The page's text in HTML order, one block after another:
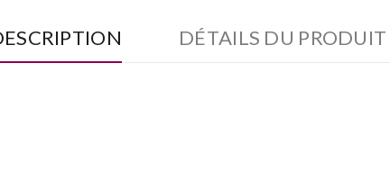
DÉTAILS DU PRODUIT